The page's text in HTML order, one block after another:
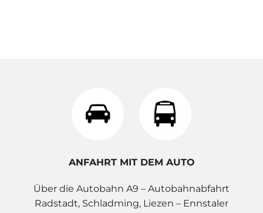
ANFAHRT MIT DEM AUTO
Über die Autobahn A9 – Autobahnabfahrt
Radstadt, Schladming, Liezen – Ennstaler